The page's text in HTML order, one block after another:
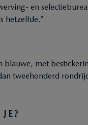
en
hetzelfde.”
blauwe, met
tweehonderd